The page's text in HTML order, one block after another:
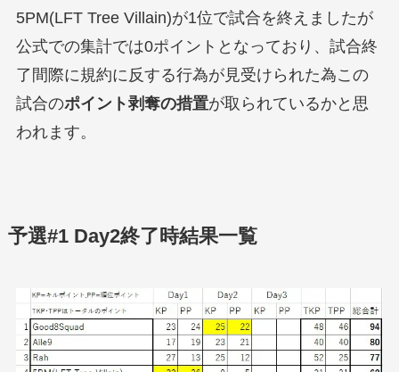
5PM(LFT Tree Villain)が1位で試合を終えましたが
公式での集計では0ポイントとなっており、試合終
了間際に規約に反する行為が見受けられた為この
試合のポイント剥奪の措置が取られているかと思
われます。
予選#1 Day2終了時結果一覧